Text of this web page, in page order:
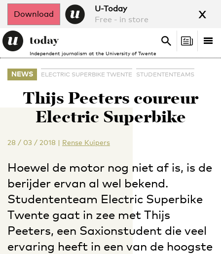
Download
U-Today
Free - in store
x
Independent journalism at the University of Twente
Search
Search
NEWS ELECTRIC SUPERBIKE TWENTE STUDENTENTEAMS
Thijs Peeters coureur
Electric Superbike
28 / 03 / 2018 | Rense Kuipers
Hoewel de motor nog niet af is, is de
berijder ervan al wel bekend.
Studententeam Electric Superbike
Twente gaat in zee met Thijs
Peeters, een Saxionstudent die veel
ervaring heeft in een van de hoogste